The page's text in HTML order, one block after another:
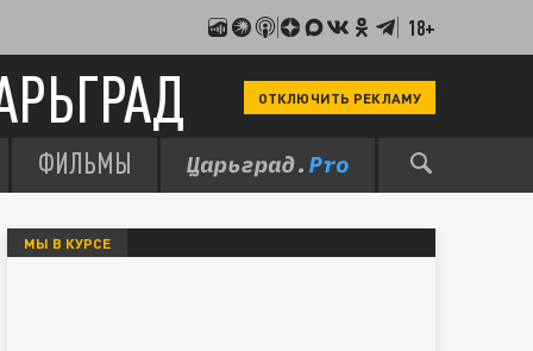
18+
ОТКЛЮЧИТЬ РЕКЛАМУ
ФИЛЬМЫ
МЫ В КУРСЕ